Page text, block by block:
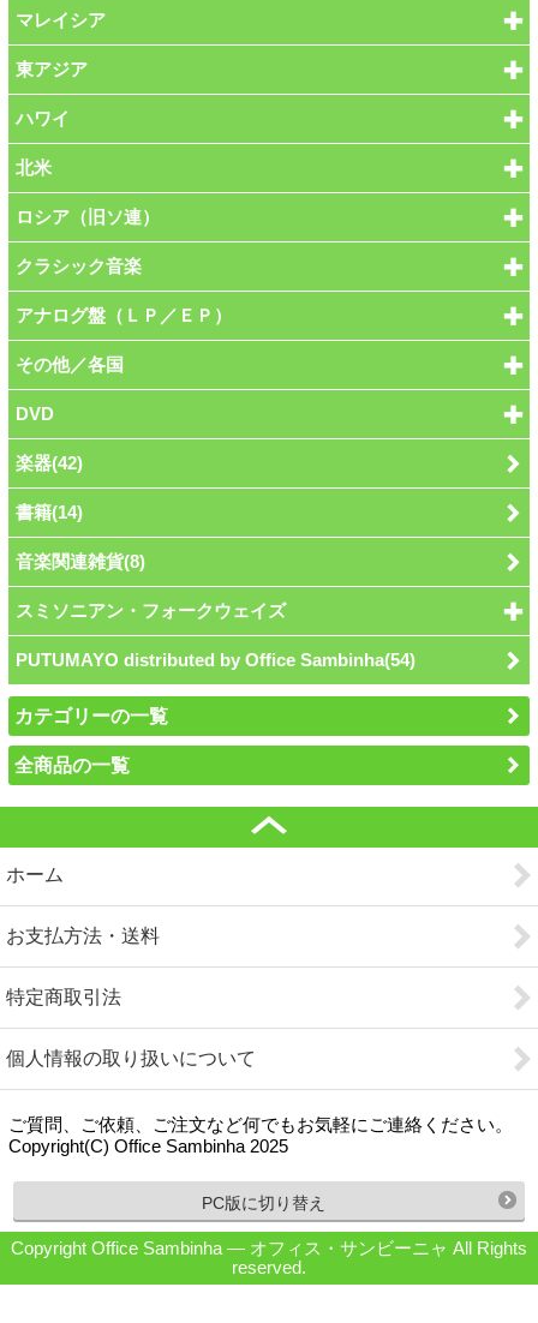
マレイシア
東アジア
ハワイ
北米
ロシア（旧ソ連）
クラシック音楽
アナログ盤（ＬＰ／ＥＰ）
その他／各国
DVD
楽器(42)
書籍(14)
音楽関連雑貨(8)
スミソニアン・フォークウェイズ
PUTUMAYO distributed by Office Sambinha(54)
カテゴリーの一覧
全商品の一覧
ホーム
お支払方法・送料
特定商取引法
個人情報の取り扱いについて
ご質問、ご依頼、ご注文など何でもお気軽にご連絡ください。
Copyright(C) Office Sambinha 2025
PC版に切り替え
Copyright Office Sambinha ― オフィス・サンビーニャ All Rights
reserved.